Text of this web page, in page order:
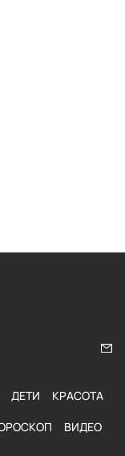
ДЕТИ КРАСОТА
ВИДЕО